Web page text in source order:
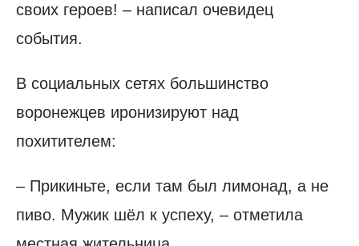
своих героев! – написал очевидец
события.
В социальных сетях большинство
воронежцев иронизируют над
похитителем:
– Прикиньте, если там был лимонад, а не
пиво. Мужик шёл к успеху, – отметила